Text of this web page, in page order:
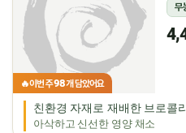
🔥이번 주98개 담았어요
무
친환경 자재로 재배한 브로콜리
아삭하고 신선한 영양 채소